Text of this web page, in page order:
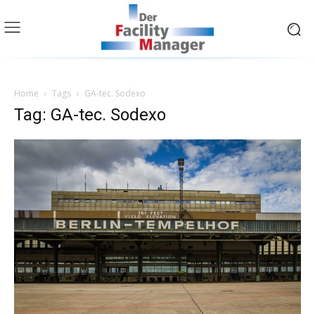
Home Tags GA-tec. Sodexo
Tag: GA-tec. Sodexo